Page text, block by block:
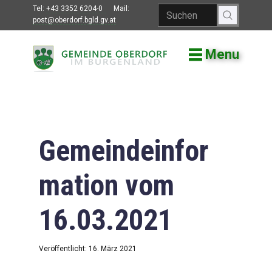
Tel: +43 3352 6204-0
Mail:
post@oberdorf.bgld.gv.at
Menu
Willkommen
Gemeindeamt
Gemeinderat
Bildung
Vereine
Gemeindeinfor
mation vom
16.03.2021
Veröffentlicht: 16. März 2021